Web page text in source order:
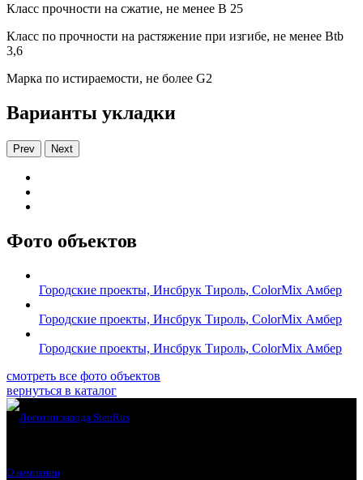
Класс прочности на сжатие, не менее В 25
Класс по прочности на растяжение при изгибе, не менее Вtb
3,6
Марка по истираемости, не более G2
Варианты укладки
Prev Next
Фото объектов
Городские проекты, Инсбрук Тироль, ColorMix Амбер
Городские проекты, Инсбрук Тироль, ColorMix Амбер
Городские проекты, Инсбрук Тироль, ColorMix Амбер
смотреть все фото объектов
вернуться в каталог
О компании